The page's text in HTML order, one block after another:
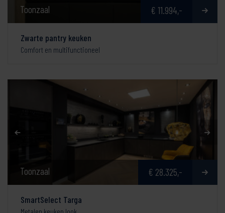
Toonzaal € 11.994,-
Zwarte pantry keuken
Comfort en multifunctioneel
Toonzaal € 28.325,-
SmartSelect Targa